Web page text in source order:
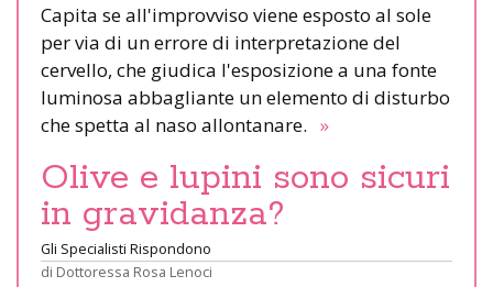
Capita se all'improvviso viene esposto al sole
per via di un errore di interpretazione del
cervello, che giudica l'esposizione a una fonte
luminosa abbagliante un elemento di disturbo
che spetta al naso allontanare. »
Olive e lupini sono sicuri
in gravidanza?
Gli Specialisti Rispondono
di Dottoressa Rosa Lenoci